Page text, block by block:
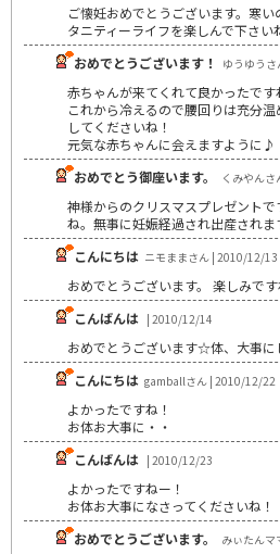
ご懐妊おめでとうございます。寒
タニティーライフを楽しんで下さい
おめでとうございます！
ゆうゆう
赤ちゃんが来てくれて良かったです
これから冷えるので腰回りは充分
してくださいね！
元気な赤ちゃんに会えますように♪
おめでとう御座います。
くみやん
神様からのクリスマスプレゼント
ね。無事に妊娠経過され出産されま
こんにちは ニモままさん | 2010/12/13
おめでとうございます。 楽しみです
こんばんは | 2010/12/14
おめでとうございます☆体、大事に
こんにちは gamballさん | 2010/12/22
よかったですね！
お体お大事に・・
こんばんは | 2010/12/23
よかったですねー！
お体お大事になさってくださいね！
おめでとうございます。
みぃたん